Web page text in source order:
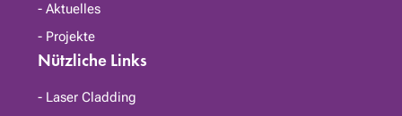
Aktuelles
Projekte
Nützliche Links
Laser Cladding